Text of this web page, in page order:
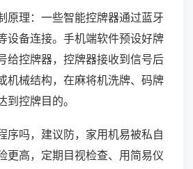
原理：一些智能控牌器通过蓝牙
设备连接。手机端软件预设好牌
给控牌器，控牌器接收到信号后
机械结构，在麻将机洗牌、码牌
控牌目的。
序吗，建议防，家用机易被私自
更高，定期目视检查、用简易仪